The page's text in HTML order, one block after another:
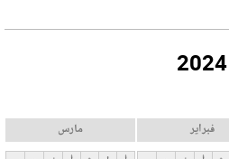
التبويب النشطة)
2024
فبراير مارس